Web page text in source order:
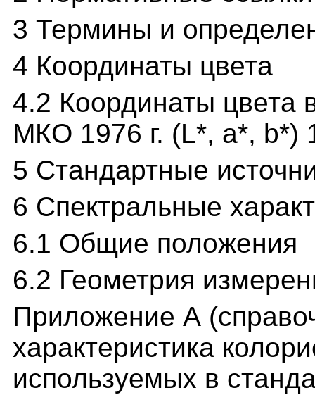
3 Термины и
4 Координаты цвета
4.2 Координаты цвета
МКО 1976 г. (L*, а*, b*)
5 Стандартные
6 Спектральные
6.1 Общие положения
6.2 Геометрия
Приложение А
характеристика
используемых в